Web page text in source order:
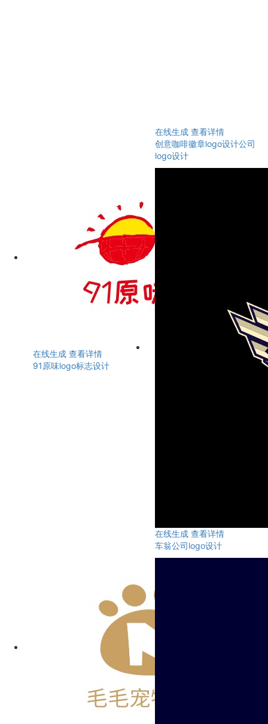
在线生成 查看详情
创意咖啡徽章logo设计公司
logo设计
在线生成 查看详情
91原味logo标志设计
在线生成 查看详情
车翁公司logo设计